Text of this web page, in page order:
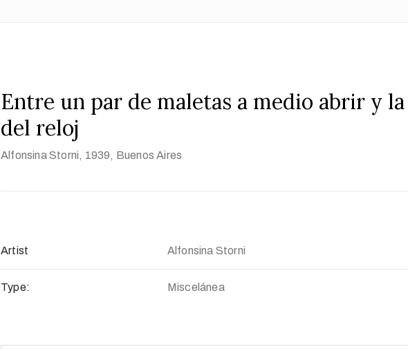
Entre un par de maletas a medio abrir y
del reloj
Alfonsina Storni, 1939, Buenos Aires
Artist Alfonsina Storni
Type: Miscelánea